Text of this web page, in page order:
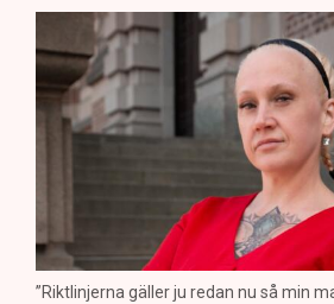
”Riktlinjerna gäller ju redan nu så min